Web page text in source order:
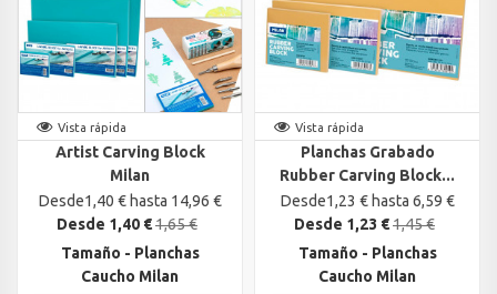
Vista rápida
Artist Carving Block
Milan
Desde1,40 € hasta 14,96 €
Desde 1,40 €1,65 €
Tamaño - Planchas
Caucho Milan
Vista rápida
Planchas Grabado
Rubber Carving Block...
Desde1,23 € hasta 6,59 €
Desde 1,23 €1,45 €
Tamaño - Planchas
Caucho Milan